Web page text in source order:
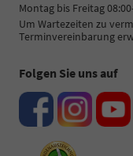
Montag bis Freitag
Um Wartezeiten zu
Terminvereinbarung
Folgen Sie uns auf